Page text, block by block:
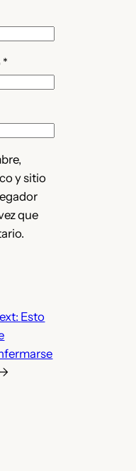
*
y sitio
que
Esto
→